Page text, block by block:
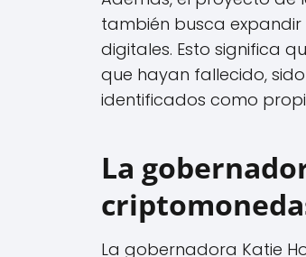
también busca expandir
digitales. Esto significa
que hayan fallecido,
identificados como
La
La gobernadora Katie